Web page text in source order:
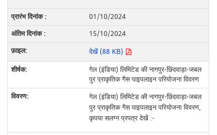
01/10/2024
15/10/2024
देखें (88 KB)
गेल (इंडिया) लिमिटेड की नागपुर-छिंदवाड़ा-जबल
पुर प्राकृतिक गैस पाइपलाइन परियोजना विवरण
गेल (इंडिया) लिमिटेड की नागपुर-छिंदवाड़ा-जबल
पुर प्राकृतिक गैस पाइपलाइन परियोजना विवरण,
कृपया सलग्न प्रपत्र देखें :-